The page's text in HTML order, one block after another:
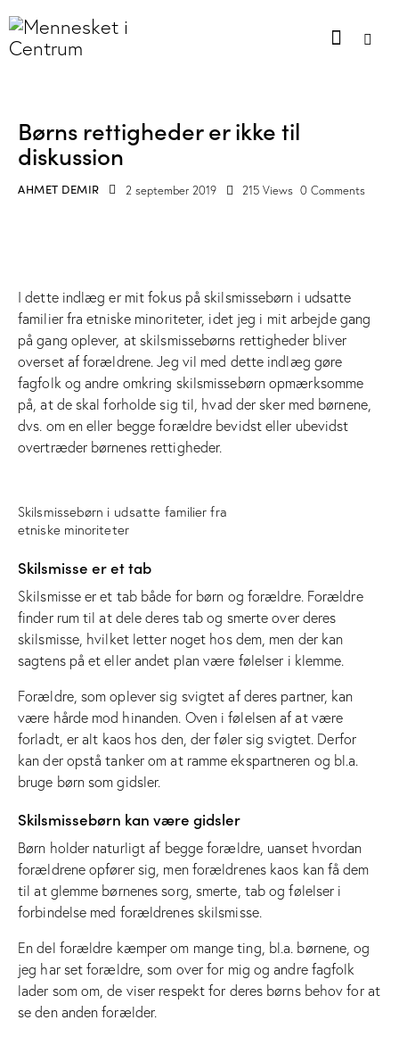
Børns rettigheder er ikke til
diskussion
AHMET DEMIR 2 september 2019 215 Views 0 Comments
I dette indlæg er mit fokus på skilsmissebørn i udsatte
familier fra etniske minoriteter, idet jeg i mit arbejde gang
på gang oplever, at skilsmissebørns rettigheder bliver
overset af forældrene. Jeg vil med dette indlæg gøre
fagfolk og andre omkring skilsmissebørn opmærksomme
på, at de skal forholde sig til, hvad der sker med børnene,
dvs. om en eller begge forældre bevidst eller ubevidst
overtræder børnenes rettigheder.
Skilsmissebørn i udsatte familier fra
etniske minoriteter
Skilsmisse er et tab
Skilsmisse er et tab både for børn og forældre. Forældre
finder rum til at dele deres tab og smerte over deres
skilsmisse, hvilket letter noget hos dem, men der kan
sagtens på et eller andet plan være følelser i klemme.
Forældre, som oplever sig svigtet af deres partner, kan
være hårde mod hinanden. Oven i følelsen af at være
forladt, er alt kaos hos den, der føler sig svigtet. Derfor
kan der opstå tanker om at ramme ekspartneren og bl.a.
bruge børn som gidsler.
Skilsmissebørn kan være gidsler
Børn holder naturligt af begge forældre, uanset hvordan
forældrene opfører sig, men forældrenes kaos kan få dem
til at glemme børnenes sorg, smerte, tab og følelser i
forbindelse med forældrenes skilsmisse.
En del forældre kæmper om mange ting, bl.a. børnene, og
jeg har set forældre, som over for mig og andre fagfolk
lader som om, de viser respekt for deres børns behov for at
se den anden forælder.